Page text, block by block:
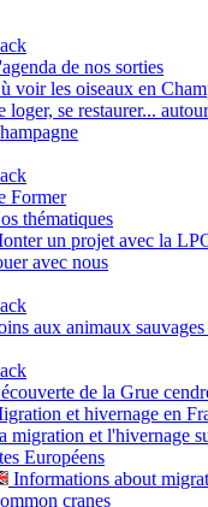
de nos sorties
voir les oiseaux en
loger, se restaurer...
Former
thématiques
un projet avec la
avec nous
aux animaux sauvages
de la Grue
et hivernage en
migration et l'hivernage
Européens
Informations about
cranes